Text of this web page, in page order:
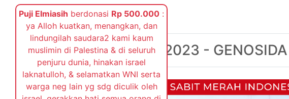
Kamis, 26 Oktober 2023
26 Oktober 2023 -